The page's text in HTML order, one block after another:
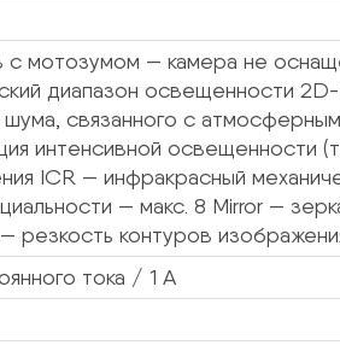
с мотозумом — камера не
диапазон освещенности
связанного с
интенсивной освещенности
ICR — инфракрасный
— макс. 8 Mirror —
резкость контуров
тока / 1 А